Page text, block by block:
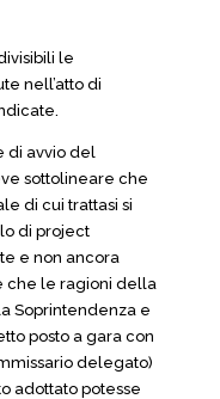
le
nell’atto di
di avvio del
sottolineare che
di cui trattasi si
di project
e non ancora
che le ragioni della
Soprintendenza e
posto a gara con
delegato)
adottato potesse